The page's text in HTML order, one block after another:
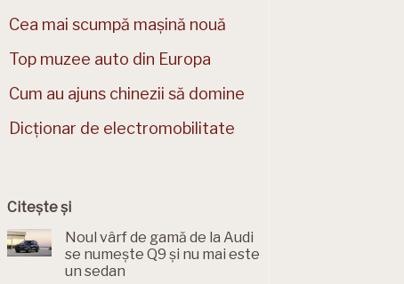
Cea mai scumpă mașină nouă
Top muzee auto din Europa
Cum au ajuns chinezii să domine
Dicționar de electromobilitate
Citește și
Noul vârf de gamă de la Audi
se numește Q9 și nu mai este
un sedan